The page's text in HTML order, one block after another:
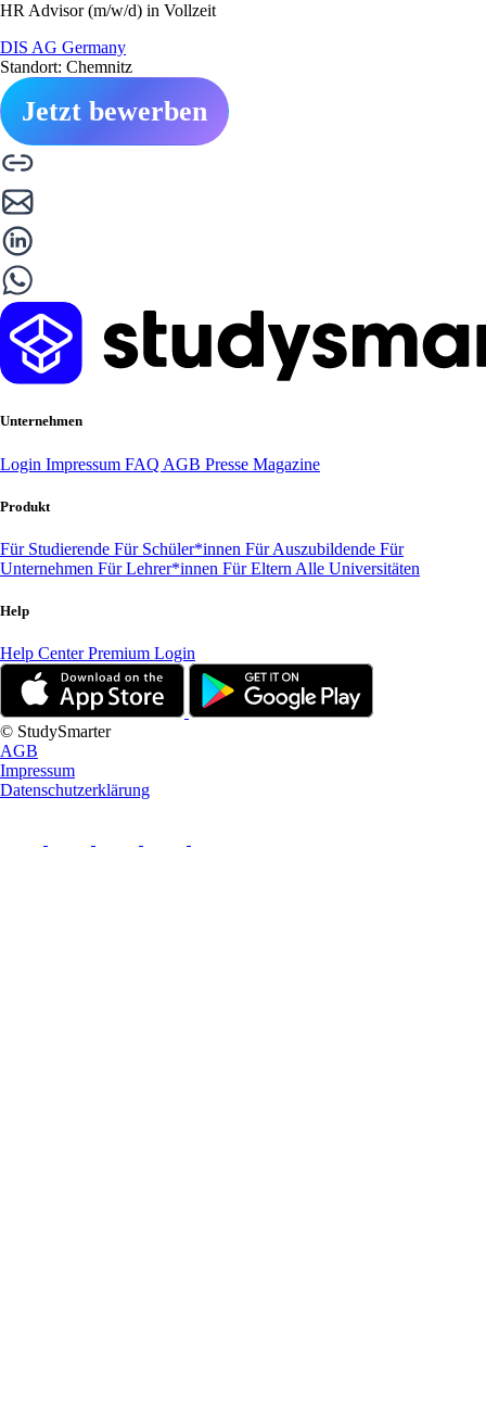
HR Advisor (m/w/d) in Vollzeit
DIS AG Germany
Standort: Chemnitz
Jetzt bewerben
Unternehmen
Login Impressum FAQ AGB Presse Magazine
Produkt
Für Studierende Für Schüler*innen Für Auszubildende Für
Unternehmen Für Lehrer*innen Für Eltern Alle Universitäten
Help
Help CenterPremium Login
© StudySmarter
AGB
Impressum
Datenschutzerklärung